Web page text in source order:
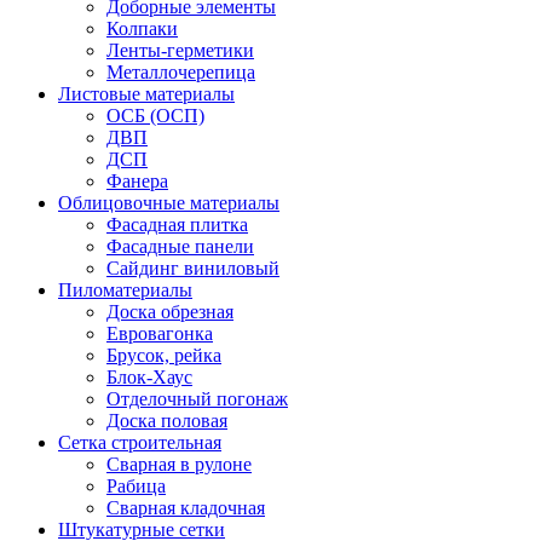
Доборные элементы
Колпаки
Ленты-герметики
Металлочерепица
Листовые материалы
ОСБ (ОСП)
ДВП
ДСП
Фанера
Облицовочные материалы
Фасадная плитка
Фасадные панели
Сайдинг виниловый
Пиломатериалы
Доска обрезная
Евровагонка
Брусок, рейка
Блок-Хаус
Отделочный погонаж
Доска половая
Сетка строительная
Сварная в рулоне
Рабица
Сварная кладочная
Штукатурные сетки